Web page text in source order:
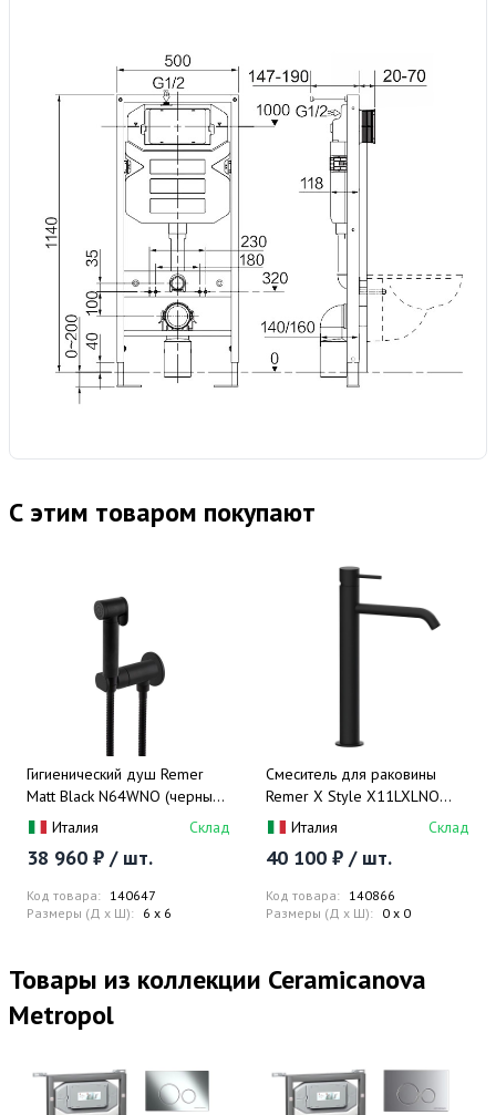
С этим товаром покупают
Гигиенический душ Remer
Matt Black N64WNO (черный
мат), смеситель в комплекте
Италия Склад
38 960 ₽ / шт.
Код товара: 140647
Размеры (Д x Ш): 6 x 6
Смеситель для раковины
Remer X Style X11LXLNO
(черный матовый)
Италия Склад
40 100 ₽ / шт.
Код товара: 140866
Размеры (Д x Ш): 0 x 0
Товары из коллекции Ceramicanova
Metropol